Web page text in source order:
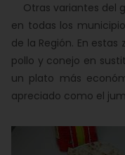
Otras variantes del
en todas los
de la Región. En
pollo y conejo en
un plato más
apreciado como el